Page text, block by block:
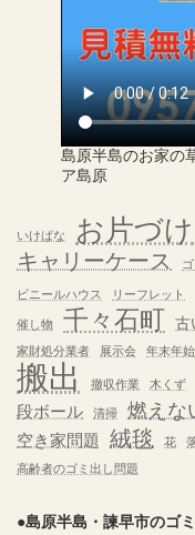
島原半島のお家の
ア島原
いけばな お片づけ
キャリーケース
ビニールハウス リーフレット
催し物 千々石町 古
家財処分業者
展示会 年末年始
搬出 撤収作業 木くず
段ボール 清掃 燃えな
空き家問題 絨毯 花
高齢者のゴミ出し問題
●島原半島・諫早市のゴ